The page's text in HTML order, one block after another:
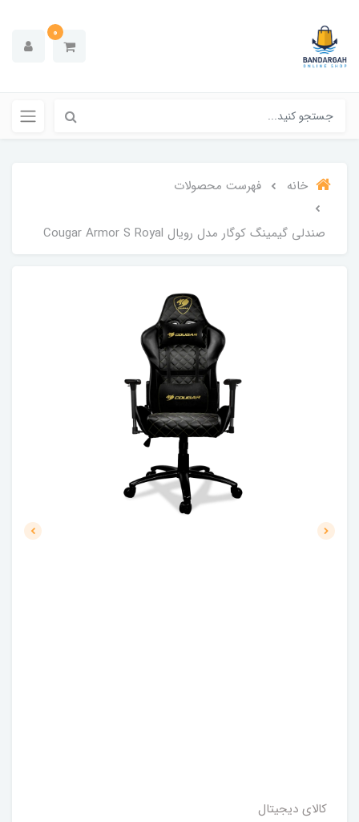
0
خانه فهرست محصولات
صندلی گیمینگ کوگار مدل رویال Cougar Armor S Royal
کالای دیجیتال